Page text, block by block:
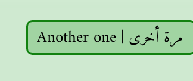
Another one | مرة أخرى